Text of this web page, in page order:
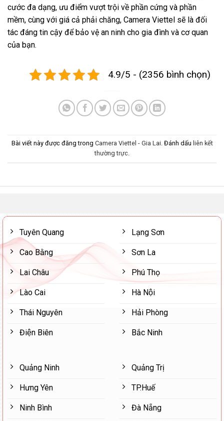
cước đa dạng, ưu điểm vượt trội về phần cứng và phần
mềm, cùng với giá cả phải chăng, Camera Viettel sẽ là đối
tác đáng tin cậy để bảo vệ an ninh cho gia đình và cơ quan
của bạn.
4.9/5 - (2356 bình chọn)
Bài viết này được đăng trong Camera Viettel - Gia Lai. Đánh dấu liên kết
thường trực.
Tuyên Quang
Cao Bằng
Lai Châu
Lào Cai
Thái Nguyên
Điện Biên
Lạng Sơn
Sơn La
Phú Thọ
Hà Nội
Hải Phòng
Bắc Ninh
Quảng Ninh
Hưng Yên
Ninh Bình
Quảng Trị
TP.Huế
Đà Nẵng